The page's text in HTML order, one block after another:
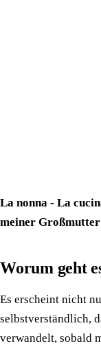
La nonna - La
meiner
Worum geht
Es erscheint nicht
selbstverständlich,
verwandelt, sobald